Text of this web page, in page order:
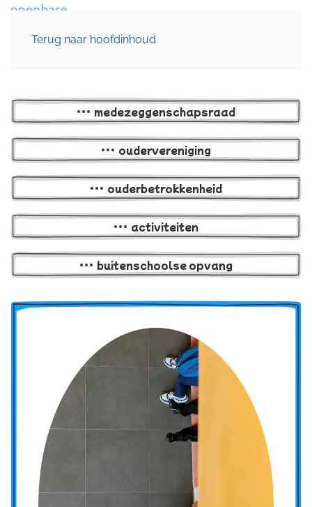
Terug naar hoofdinhoud
medezeggenschaps­raad
oudervereniging
ouderbetrokkenheid
activiteiten
buitenschoolse opvang